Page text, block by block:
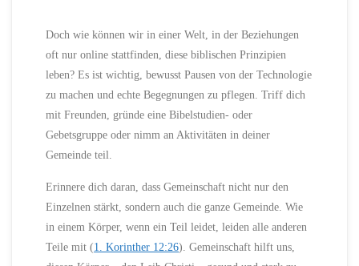
Doch wie können wir in einer Welt, in der Beziehungen
oft nur online stattfinden, diese biblischen Prinzipien
leben? Es ist wichtig, bewusst Pausen von der Technologie
zu machen und echte Begegnungen zu pflegen. Triff dich
mit Freunden, gründe eine Bibelstudien- oder
Gebetsgruppe oder nimm an Aktivitäten in deiner
Gemeinde teil.
Erinnere dich daran, dass Gemeinschaft nicht nur den
Einzelnen stärkt, sondern auch die ganze Gemeinde. Wie
in einem Körper, wenn ein Teil leidet, leiden alle anderen
Teile mit (1. Korinther 12:26). Gemeinschaft hilft uns,